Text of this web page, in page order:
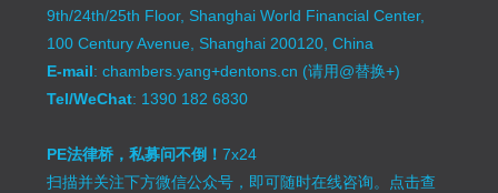
9th/24th/25th Floor, Shanghai World Financial Center,
100 Century Avenue, Shanghai 200120, China
E-mail: chambers.yang+dentons.cn (请用@替换+)
Tel/WeChat: 1390 182 6830
PE法律桥，私募问不倒！7x24
扫描并关注下方微信公众号，即可随时在线咨询。 点击查